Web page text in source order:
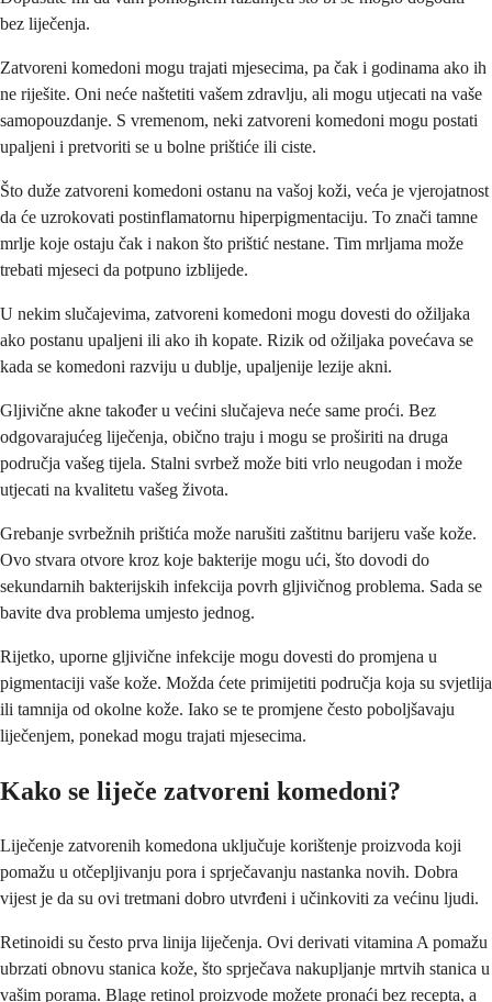
bez liječenja.
Zatvoreni komedoni mogu trajati mjesecima, pa čak i godinama ako ih
ne riješite. Oni neće naštetiti vašem zdravlju, ali mogu utjecati na vaše
samopouzdanje. S vremenom, neki zatvoreni komedoni mogu postati
upaljeni i pretvoriti se u bolne prištiće ili ciste.
Što duže zatvoreni komedoni ostanu na vašoj koži, veća je vjerojatnost
da će uzrokovati postinflamatornu hiperpigmentaciju. To znači tamne
mrlje koje ostaju čak i nakon što prištić nestane. Tim mrljama može
trebati mjeseci da potpuno izblijede.
U nekim slučajevima, zatvoreni komedoni mogu dovesti do ožiljaka
ako postanu upaljeni ili ako ih kopate. Rizik od ožiljaka povećava se
kada se komedoni razviju u dublje, upaljenije lezije akni.
Gljivične akne također u većini slučajeva neće same proći. Bez
odgovarajućeg liječenja, obično traju i mogu se proširiti na druga
područja vašeg tijela. Stalni svrbež može biti vrlo neugodan i može
utjecati na kvalitetu vašeg života.
Grebanje svrbežnih prištića može narušiti zaštitnu barijeru vaše kože.
Ovo stvara otvore kroz koje bakterije mogu ući, što dovodi do
sekundarnih bakterijskih infekcija povrh gljivičnog problema. Sada se
bavite dva problema umjesto jednog.
Rijetko, uporne gljivične infekcije mogu dovesti do promjena u
pigmentaciji vaše kože. Možda ćete primijetiti područja koja su svjetlija
ili tamnija od okolne kože. Iako se te promjene često poboljšavaju
liječenjem, ponekad mogu trajati mjesecima.
Kako se liječe zatvoreni komedoni?
Liječenje zatvorenih komedona uključuje korištenje proizvoda koji
pomažu u otčepljivanju pora i sprječavanju nastanka novih. Dobra
vijest je da su ovi tretmani dobro utvrđeni i učinkoviti za većinu ljudi.
Retinoidi su često prva linija liječenja. Ovi derivati vitamina A pomažu
ubrzati obnovu stanica kože, što sprječava nakupljanje mrtvih stanica u
vašim porama. Blage retinol proizvode možete pronaći bez recepta, a